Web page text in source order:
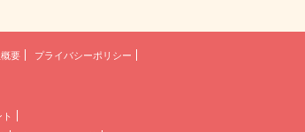
要
プライバシーポリシー